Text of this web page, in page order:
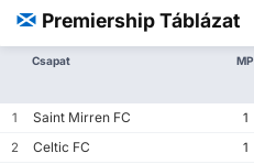
Premiership Táblázat
Csapat MP
1 Saint Mirren FC 1
2
Celtic FC 1